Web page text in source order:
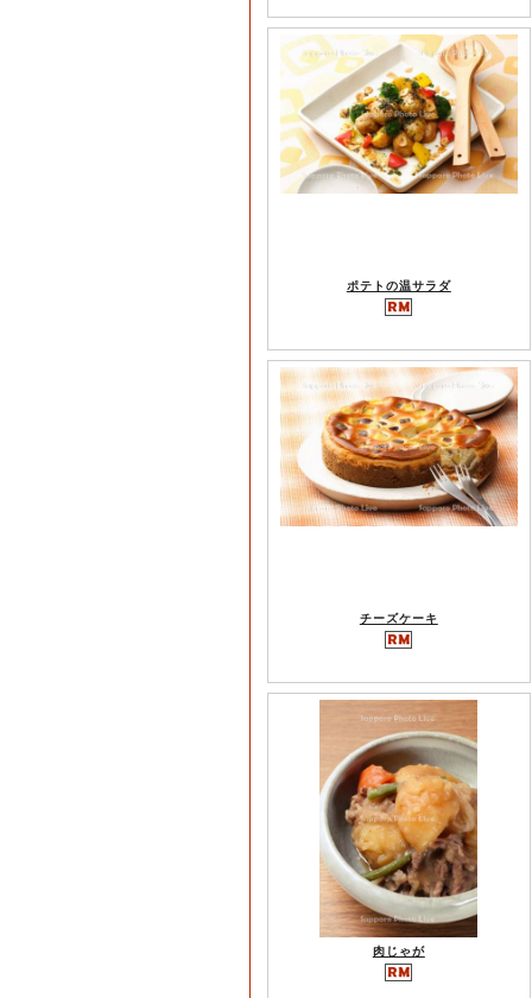
ポテトの温サラダ
チーズケーキ
肉じゃが